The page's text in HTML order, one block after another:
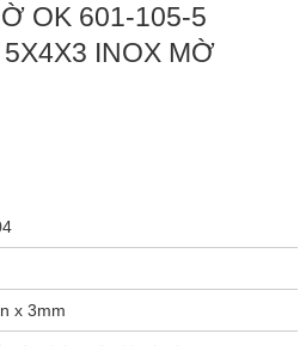
OK 601-105-5
INOX MỜ
x 3mm